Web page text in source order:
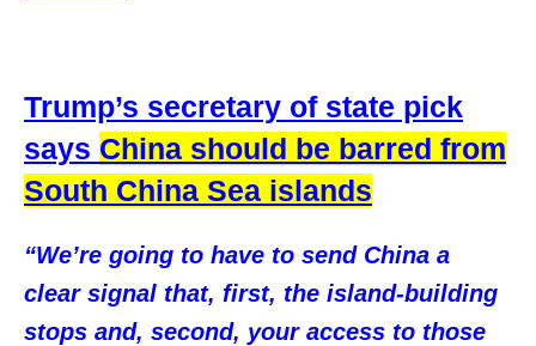
Trump’s secretary of state pick
says China should be barred from
South China Sea islands
“We’re going to have to send China a
clear signal that, first, the island-building
stops and, second, your access to those